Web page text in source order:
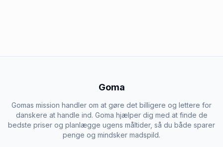
Goma
Gomas mission handler om at gøre det billigere og lettere for
danskere at handle ind. Goma hjælper dig med at finde de
bedste priser og planlægge ugens måltider, så du både sparer
penge og mindsker madspild.